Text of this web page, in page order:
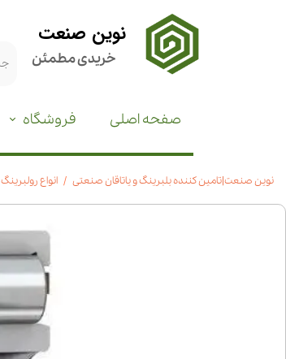
نوین صنعت
خریدی مطمئن
صفحه اصلی فروشگاه
نوین صنعت|تامین کننده بلبرینگ و یاتاقان صنعتی انواع رولبرینگ